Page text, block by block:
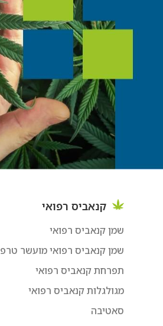
קנאביס רפואי
שמן קנאביס רפואי
שמן קנאביס רפואי מועשר
תפרחת קנאביס רפואי
מגולגלות קנאביס רפואי
סאטיבה